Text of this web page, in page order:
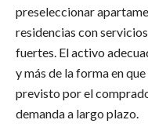
preseleccionar
residencias con
fuertes. El activo
y más de la forma en
previsto por el
demanda a largo plazo.